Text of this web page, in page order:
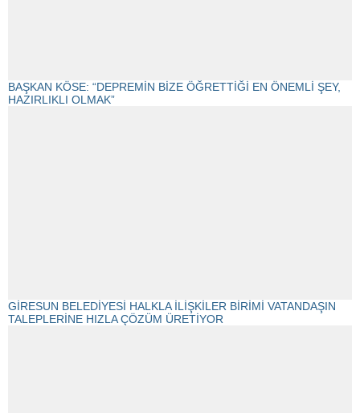
BAŞKAN KÖSE: “DEPREMİN BİZE ÖĞRETTİĞİ EN ÖNEMLİ ŞEY,
HAZIRLIKLI OLMAK”
GİRESUN BELEDİYESİ HALKLA İLİŞKİLER BİRİMİ VATANDAŞIN
TALEPLERİNE HIZLA ÇÖZÜM ÜRETİYOR